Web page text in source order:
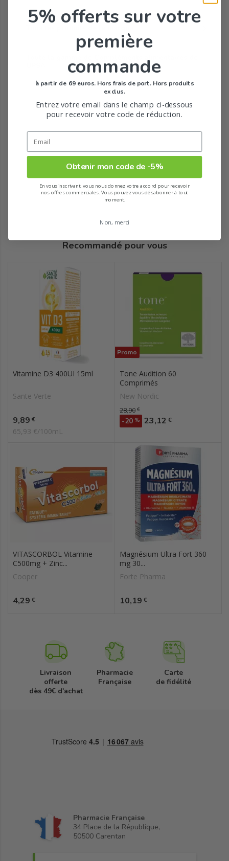
Toute la gamme de Compléments alimentaires de
Recommandé pour vous
Vitamine D3 400UI 15ml
Sante Verte
Prix
9,89 €
65,93 €/100mL
Promo
Tone Audition 60
Comprimés
New Nordic
Prix de base
28,90 €
-20 % Prix
23,12 €
VITASCORBOL Vitamine
C500mg + Zinc...
Cooper
Prix
4,29 €
Magnésium Ultra Fort 360
mg 30...
Forte Pharma
Prix
10,19 €
Livraison
offerte
dès 49€ d'achat
Pharmacie
Française
Carte
de fidélité
Pharmacie Française
34 Place de la République,
50500 Carentan
5% offerts sur votre
première
commande
à partir de 69 euros. Hors frais de port. Hors produits
exclus.
Entrez votre email dans le champ ci-dessous
pour recevoir votre code de réduction.
Obtenir mon code de -5%
En vous inscrivant, vous nous donnez votre accord pour recevoir
nos offres commerciales. Vous pouvez vous désabonner à tout
moment.
Non, merci